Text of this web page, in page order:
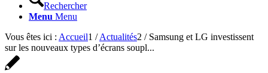
Rechercher
Menu Menu
Vous êtes ici : Accueil1 / Actualités2 / Samsung et LG investissent
sur les nouveaux types d’écrans soupl...